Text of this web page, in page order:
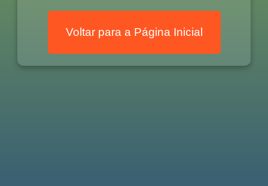
Voltar para a Página Inicial